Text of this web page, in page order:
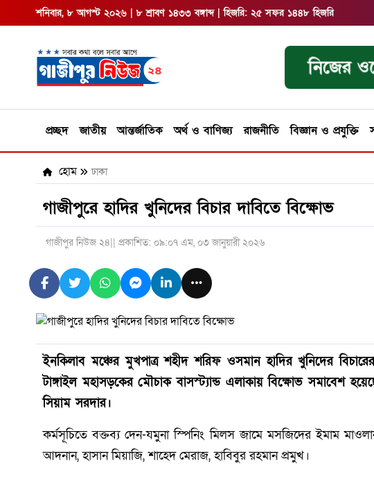
শনিবার, ৮ আগস্ট ২০২৬ | ৮ শ্রাবণ ১৪৩৩ বঙ্গাব্দ | হিজরি: ২৫ সফর ১৪৪৮ হিজরি
নিজের
প্রচ্ছদ জাতীয় আন্তর্জাতিক অর্থ ও বাণিজ্য রাজনীতি বিজ্ঞান ও প্রযুক্তি
হোম ঢাকা
গাজীপুরে হাদির খুনিদের বিচার দাবিতে বিক্ষোভ
গাজীপুর নিউজ ২৪|| প্রকাশিত: ০৯:০৭ এম, ০৩ জানুয়ারী ২০২৬
ইনকিলাব মঞ্চের মুখপাত্র শহীদ শরিফ ওসমান হাদির খুনিদের
টাঙ্গাইল মহাসড়কের মৌচাক বাসস্ট্যান্ড এলাকায় বিক্ষোভ সমাবেশ
সিয়াম সরদার।
কর্মসূচিতে বক্তব্য দেন-যমুনা স্পিনিং মিলস জামে মসজিদের ইমাম
আদনান, হাসান মিয়াজি, শাহেদ মেরাজ, হাবিবুর রহমান প্রমুখ।